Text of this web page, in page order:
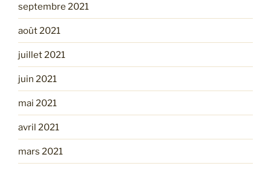
septembre 2021
août 2021
juillet 2021
juin 2021
mai 2021
avril 2021
mars 2021